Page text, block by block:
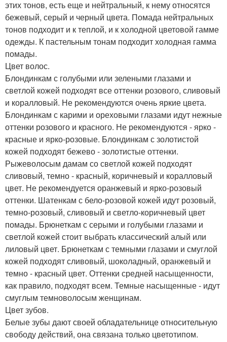
этих тонов, есть еще и нейтральный, к нему относятся
бежевый, серый и черный цвета. Помада нейтральных
тонов подходит и к теплой, и к холодной цветовой гамме
одежды. К пастельным тонам подходит холодная гамма
помады.
Цвет волос.
Блондинкам с голубыми или зелеными глазами и
светлой кожей подходят все оттенки розового, сливовый
и коралловый. Не рекомендуются очень яркие цвета.
Блондинкам с карими и ореховыми глазами идут нежные
оттенки розового и красного. Не рекомендуются - ярко -
красные и ярко-розовые. Блондинкам с золотистой
кожей подходят бежево - золотистые оттенки.
Рыжеволосым дамам со светлой кожей подходят
сливовый, темно - красный, коричневый и коралловый
цвет. Не рекомендуется оранжевый и ярко-розовый
оттенки. Шатенкам с бело-розовой кожей идут розовый,
темно-розовый, сливовый и светло-коричневый цвет
помады. Брюнеткам с серыми и голубыми глазами и
светлой кожей стоит выбрать классический алый или
лиловый цвет. Брюнеткам с темными глазами и смуглой
кожей подходят сливовый, шоколадный, оранжевый и
темно - красный цвет. Оттенки средней насыщенности,
как правило, подходят всем. Темные насыщенные - идут
смуглым темноволосым женщинам.
Цвет зубов.
Белые зубы дают своей обладательнице относительную
свободу действий, она связана только цветотипом.